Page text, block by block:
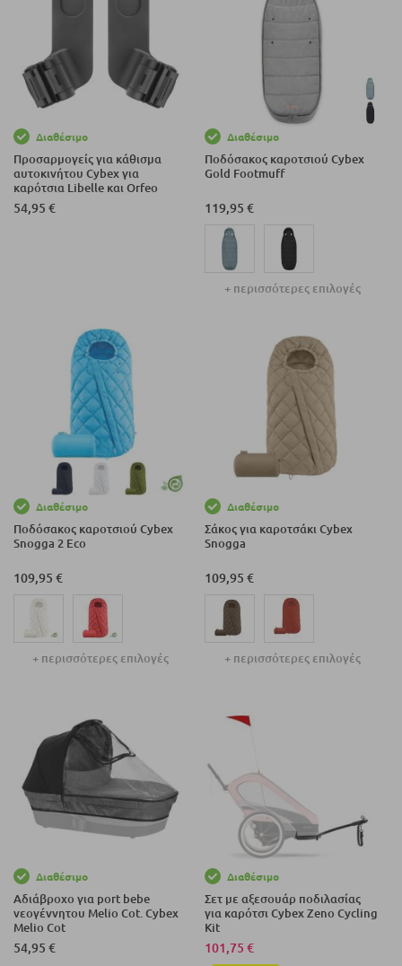
Διαθέσιμο
Προσαρμογείς για κάθισμα
αυτοκινήτου Cybex για
καρότσια Libelle και Orfeo
54,95 €
Διαθέσιμο
Ποδόσακος καροτσιού Cybex
Gold Footmuff
119,95 €
+ περισσότερες επιλογές
Διαθέσιμο
Ποδόσακος καροτσιού Cybex
Snogga 2 Eco
109,95 €
+ περισσότερες επιλογές
Διαθέσιμο
Σάκος για καροτσάκι Cybex
Snogga
109,95 €
+ περισσότερες επιλογές
Διαθέσιμο
Αδιάβροχο για port bebe
νεογέννητου Melio Cot. Cybex
Melio Cot
54,95 €
Διαθέσιμο
Σετ με αξεσουάρ ποδιλασίας
για καρότσι Cybex Zeno Cycling
Kit
101,75 €